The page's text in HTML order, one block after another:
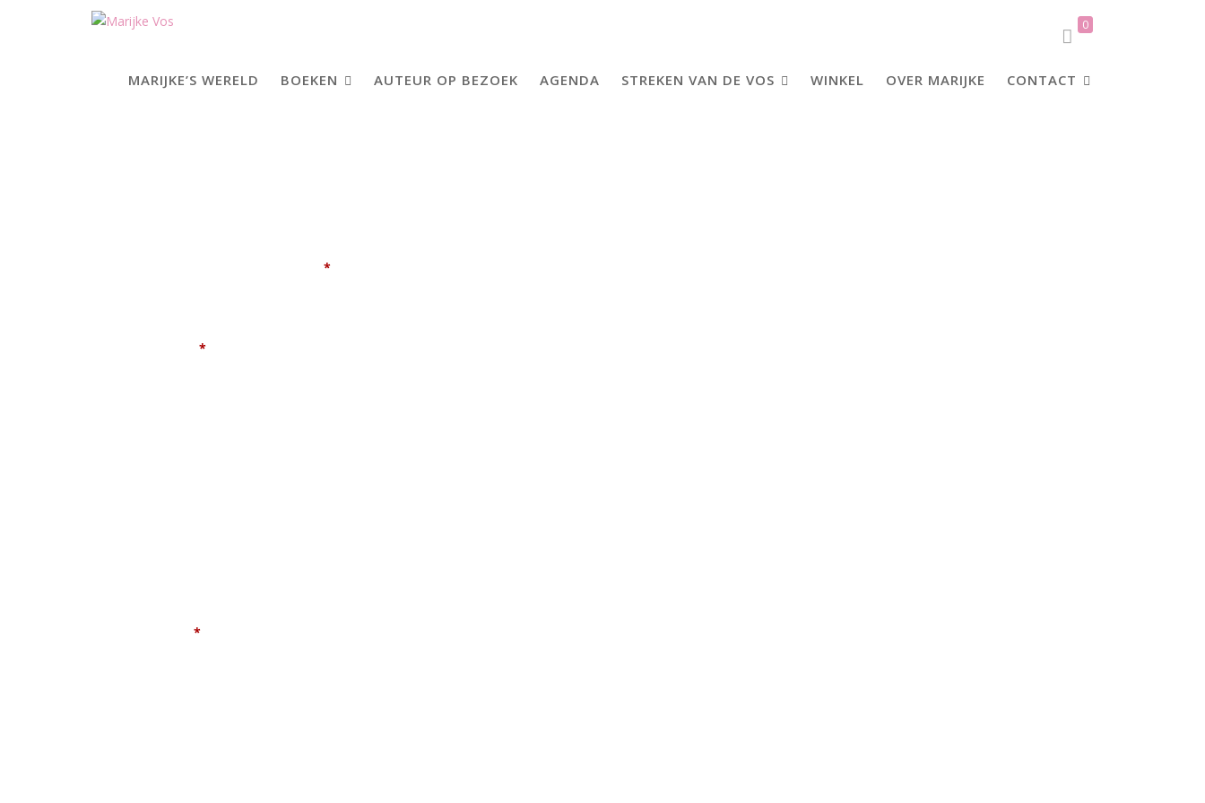
0
MARIJKE’S WERELD BOEKEN AUTEUR OP BEZOEK AGENDA STREKEN VAN DE VOS WINKEL OVER MARIJKE CONTACT